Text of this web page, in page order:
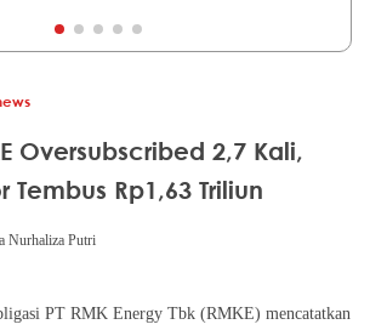
Oversubscribed 2,7 Kali,
Tembus Rp1,63 Triliun
Nurhaliza Putri
PT RMK Energy Tbk (RMKE) mencatatkan